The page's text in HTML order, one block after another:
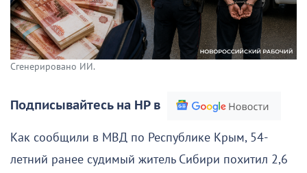
Сгенерировано ИИ.
Подписывайтесь на НР в
Как сообщили в МВД по Республике Крым, 54-
летний ранее судимый житель Сибири похитил 2,6